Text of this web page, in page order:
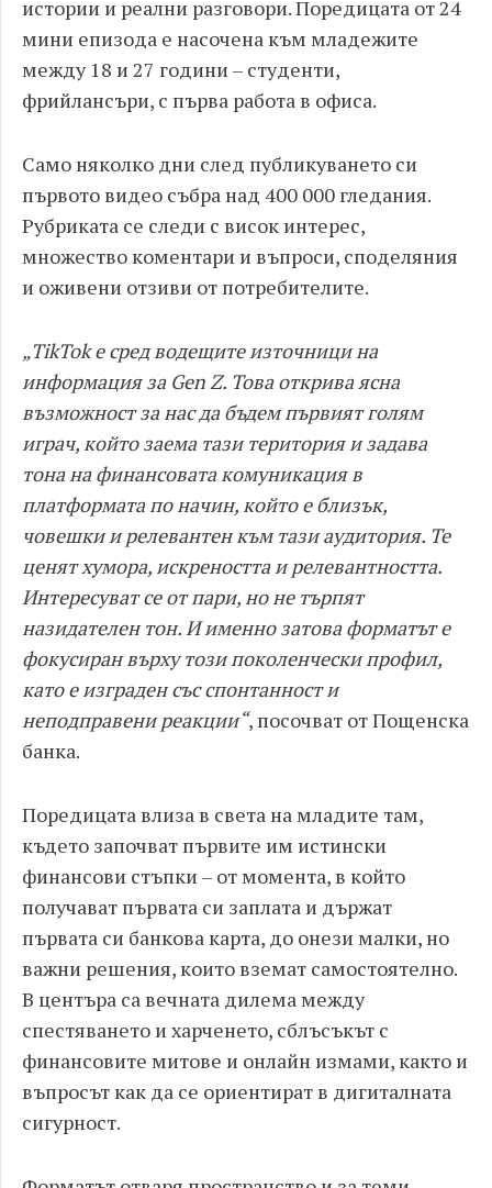
истории и реални разговори. Поредицата от 24
мини епизода е насочена към младежите
между 18 и 27 години – студенти,
фрийлансъри, с първа работа в офиса.
Само няколко дни след публикуването си
първото видео събра над 400 000 гледания.
Рубриката се следи с висок интерес,
множество коментари и въпроси, споделяния
и оживени отзиви от потребителите.
„TikTok е сред водещите източници на
информация за Gen Z. Това открива ясна
възможност за нас да бъдем първият голям
играч, който заема тази територия и задава
тона на финансовата комуникация в
платформата по начин, който е близък,
човешки и релевантен към тази аудитория. Те
ценят хумора, искреността и релевантността.
Интересуват се от пари, но не търпят
назидателен тон. И именно затова форматът е
фокусиран върху този поколенчески профил,
като е изграден със спонтанност и
неподправени реакции“, посочват от Пощенска
банка.
Поредицата влиза в света на младите там,
където започват първите им истински
финансови стъпки – от момента, в който
получават първата си заплата и държат
първата си банкова карта, до онези малки, но
важни решения, които вземат самостоятелно.
В центъра са вечната дилема между
спестяването и харченето, сблъсъкът с
финансовите митове и онлайн измами, както и
въпросът как да се ориентират в дигиталната
сигурност.